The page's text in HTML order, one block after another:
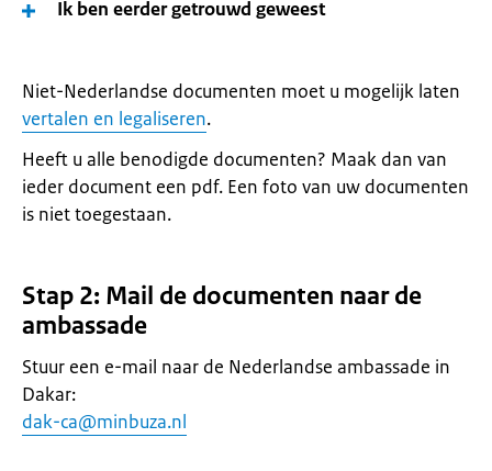
Ik ben eerder getrouwd geweest
Niet-Nederlandse documenten moet u mogelijk laten
vertalen en legaliseren.
Heeft u alle benodigde documenten? Maak dan van
ieder document een pdf. Een foto van uw documenten
is niet toegestaan.
Stap 2: Mail de documenten naar de
ambassade
Stuur een e-mail naar de Nederlandse ambassade in
Dakar:
dak-ca@minbuza.nl